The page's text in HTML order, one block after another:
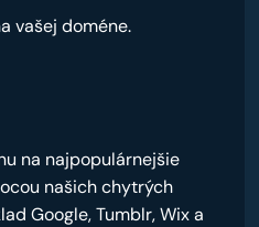
vašej doméne.
na najpopulárnejšie
našich chytrých
Google, Tumblr, Wix a